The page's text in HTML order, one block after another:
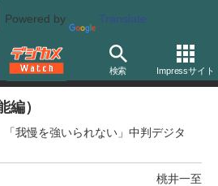
Powered by Translate
検索 Impressサイト
編）
我慢を強いられない」中判デジタ
桃井一至